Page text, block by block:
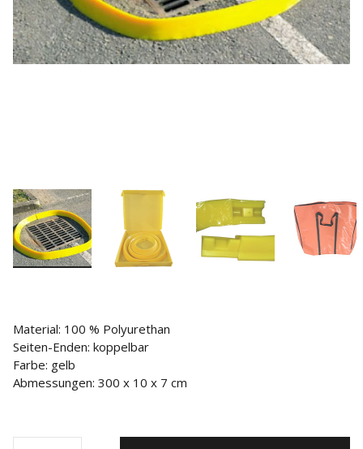
Material: 100 % Polyurethan
Seiten-Enden: koppelbar
Farbe: gelb
Abmessungen: 300 x 10 x 7 cm